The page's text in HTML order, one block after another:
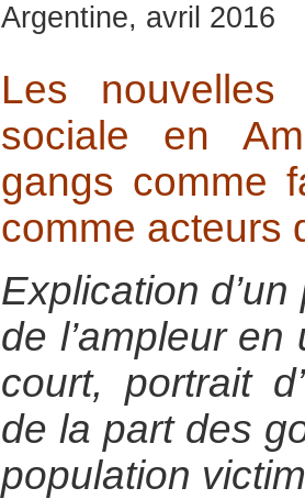
Argentine, avril 2016
Les
sociale en
gangs comme
comme acteurs
Explication
de l’ampleur
court, portrait
de la part des
population